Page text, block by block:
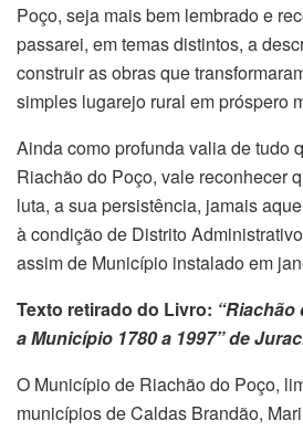
Poço, seja mais bem lembrado e
passarei, em temas distintos, a
construir as obras que
simples lugarejo rural em próspero
Ainda como profunda valia de tudo
Riachão do Poço, vale reconhecer
luta, a sua persistência, jamais
à condição de Distrito
assim de Município instalado em
Texto retirado do Livro: “Riachão
a Município 1780 a 1997” de
O Município de Riachão do Poço,
municípios de Caldas Brandão,